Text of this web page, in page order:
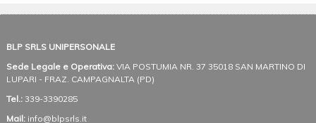
BLP SRLS UNIPERSONALE
Sede Legale e Operativa:VIA POSTUMIA NR. 3735018 SAN MARTINO DI
LUPARI - FRAZ. CAMPAGNALTA (PD)
Tel.: 339-3390285
Mail: info@blpsrls.it